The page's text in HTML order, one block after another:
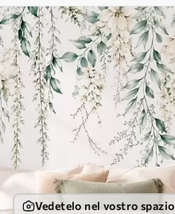
Vedetelo nel vostro spazio